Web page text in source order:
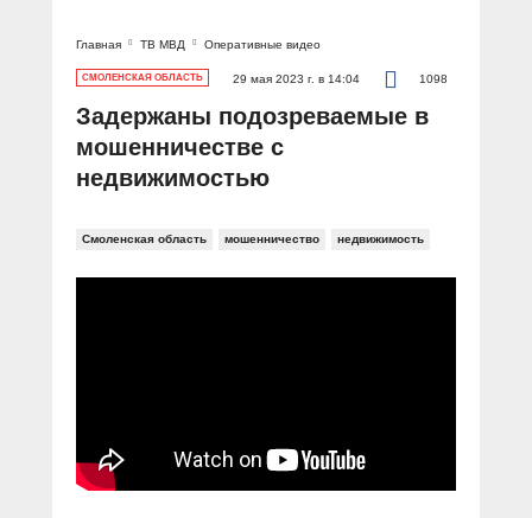
Главная ТВ МВД Оперативные видео
СМОЛЕНСКАЯ ОБЛАСТЬ 29 мая 2023 г. в 14:04 1098
Задержаны подозреваемые в
мошенничестве с
недвижимостью
Смоленская область мошенничество недвижимость